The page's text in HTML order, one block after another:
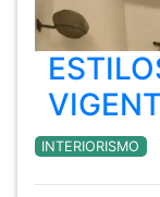
INTERIORISMO